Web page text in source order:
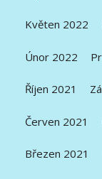
Květen 2022
Únor 2022
Říjen 2021
Červen 2021
Březen 2021